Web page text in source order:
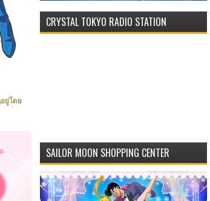
ยู่โดย
CRYSTAL TOKYO RADIO STATION
SAILOR MOON SHOPPING CENTER